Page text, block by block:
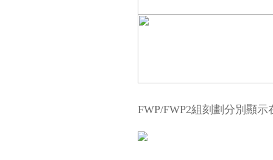
FWP/FWP2組刻劃分別顯示